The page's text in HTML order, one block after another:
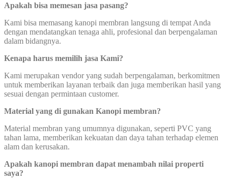
Apakah bisa memesan jasa pasang?
Kami bisa memasang kanopi membran langsung di tempat Anda
dengan mendatangkan tenaga ahli, profesional dan berpengalaman
dalam bidangnya.
Kenapa harus memilih jasa Kami?
Kami merupakan vendor yang sudah berpengalaman, berkomitmen
untuk memberikan layanan terbaik dan juga memberikan hasil yang
sesuai dengan permintaan customer.
Material yang di gunakan Kanopi membran?
Material membran yang umumnya digunakan, seperti PVC yang
tahan lama, memberikan kekuatan dan daya tahan terhadap elemen
alam dan kerusakan.
Apakah kanopi membran dapat menambah nilai properti
saya?